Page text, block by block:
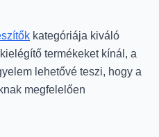
kategóriája kiváló
termékeket kínál, a
lehetővé teszi, hogy a
megfelelően